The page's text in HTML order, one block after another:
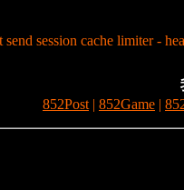
send session cache limiter -
852Post | 852Game |